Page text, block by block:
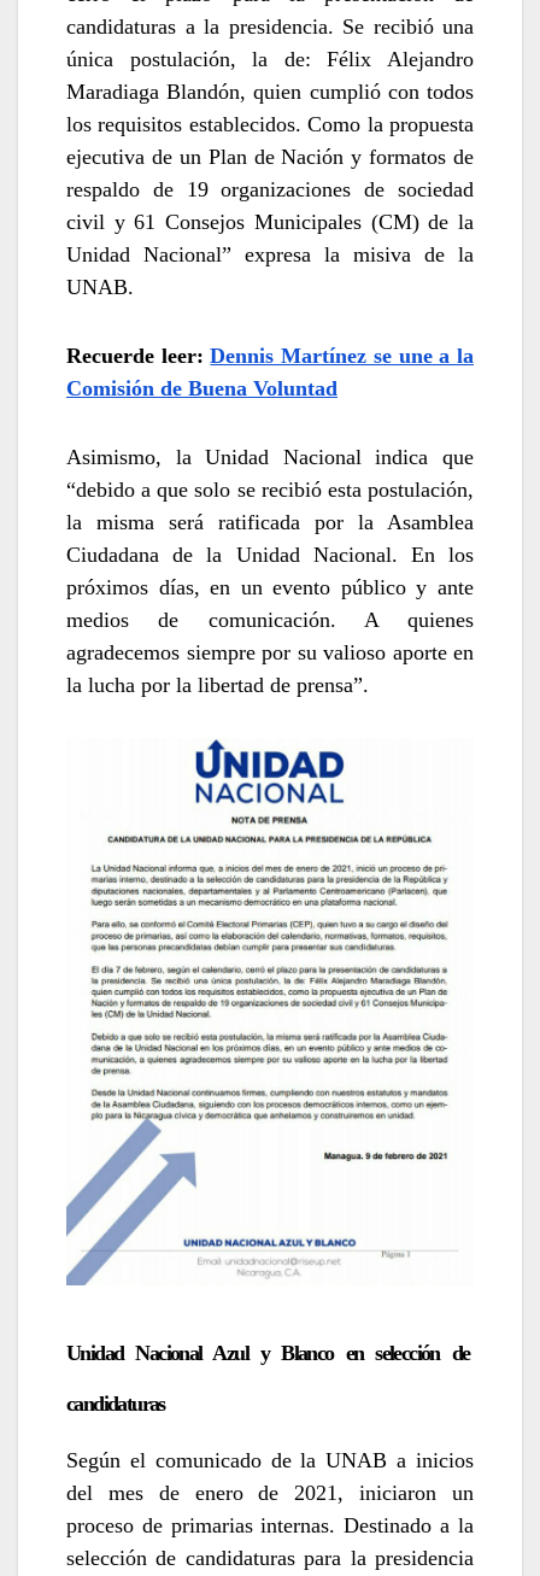
candidaturas a la presidencia. Se recibió una
única postulación, la de: Félix Alejandro
Maradiaga Blandón, quien cumplió con todos
los requisitos establecidos. Como la propuesta
ejecutiva de un Plan de Nación y formatos de
respaldo de 19 organizaciones de sociedad
civil y 61 Consejos Municipales (CM) de la
Unidad Nacional” expresa la misiva de la
UNAB.
Recuerde leer:Dennis Martínez se une a la
Comisión de Buena Voluntad
Asimismo, la Unidad Nacional indica que
“debido a que solo se recibió esta postulación,
la misma será ratificada por la Asamblea
Ciudadana de la Unidad Nacional. En los
próximos días, en un evento público y ante
medios de comunicación. A quienes
agradecemos siempre por su valioso aporte en
la lucha por la libertad de prensa”.
Unidad Nacional Azul y Blanco en selección de
candidaturas
Según el comunicado de la UNAB a inicios
del mes de enero de 2021, iniciaron un
proceso de primarias internas. Destinado a la
selección de candidaturas para la presidencia